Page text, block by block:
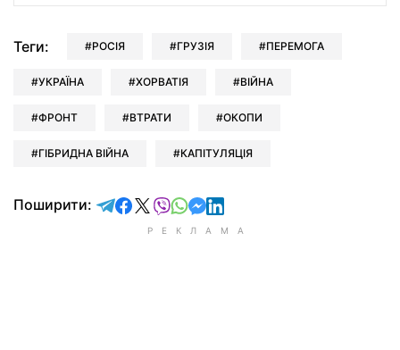
Теги: РОСІЯ ГРУЗІЯ ПЕРЕМОГА
УКРАЇНА ХОРВАТІЯ ВІЙНА
ФРОНТ ВТРАТИ ОКОПИ
ГІБРИДНА ВІЙНА КАПІТУЛЯЦІЯ
Поширити: відправити у Telegram
поділитись у Facebook
поділитись у X
відправити у Viber
відправити у Whatsapp
відправити у Messenger
відправити у LinkedIn